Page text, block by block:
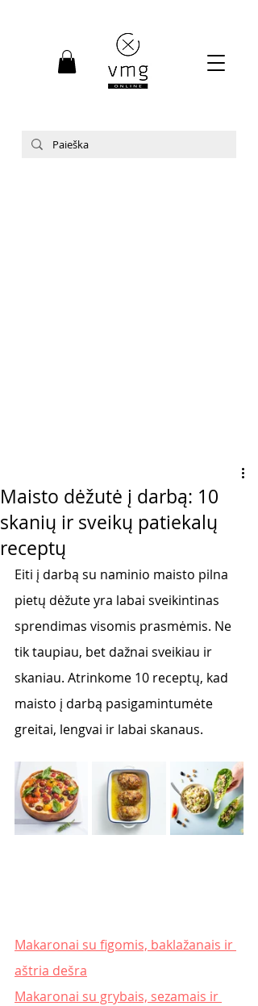
Maisto dėžutė į darbą: 10
skanių ir sveikų patiekalų
receptų
Eiti į darbą su naminio maisto pilna
pietų dėžute yra labai sveikintinas
sprendimas visomis prasmėmis. Ne
tik taupiau, bet dažnai sveikiau ir
skaniau. Atrinkome 10 receptų, kad
maisto į darbą pasigamintumėte
greitai, lengvai ir labai skanaus.
Makaronai su figomis, baklažanais ir
aštria dešra
Makaronai su grybais, sezamais ir